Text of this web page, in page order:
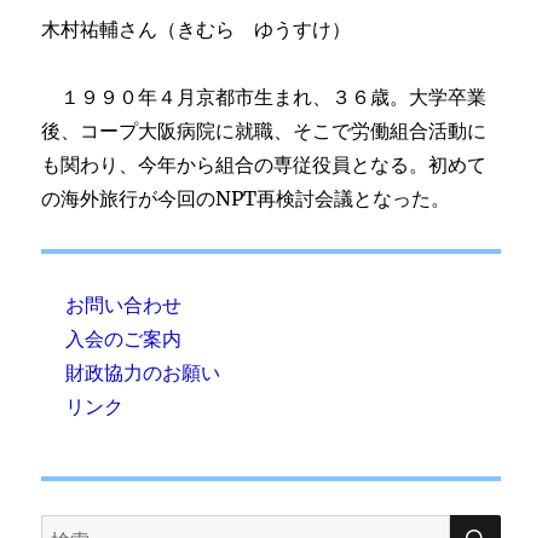
木村祐輔さん（きむら ゆうすけ）
１９９０年４月京都市生まれ、３６歳。大学卒業
後、コープ大阪病院に就職、そこで労働組合活動に
も関わり、今年から組合の専従役員となる。初めて
の海外旅行が今回のNPT再検討会議となった。
お問い合わせ
入会のご案内
財政協力のお願い
リンク
検
検